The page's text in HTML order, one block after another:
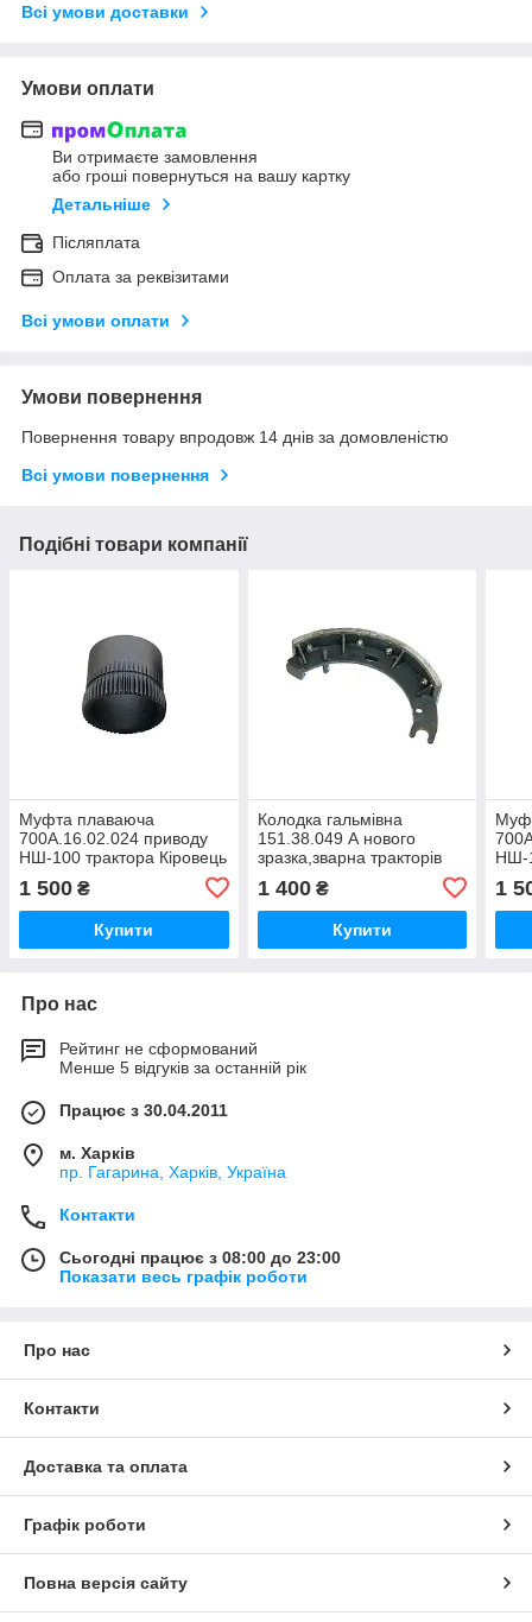
Всі умови доставки
Умови оплати
Ви отримаєте замовлення
або гроші повернуться на вашу картку
Детальніше
Післяплата
Оплата за реквізитами
Всі умови оплати
Умови повернення
Повернення товару впродовж 14 днів за домовленістю
Всі умови повернення
Подібні товари компанії
Муфта плаваюча
700А.16.02.024 приводу
НШ-100 трактора Кіровець
нового зразка редуктора
РПН
1 500 ₴
Купити
Колодка гальмівна
151.38.049 А нового
зразка,зварна тракторів
Т-17221,Т-17021,Т-156,Т
157
1 400₴
Купити
НШ-
РПН
1
Про нас
Рейтинг не сформований
Менше 5 відгуків за останній рік
Працює з 30.04.2011
м. Харків
пр. Гагарина, Харків, Україна
Контакти
Сьогодні працює з 08:00 до 23:00
Показати весь графік роботи
Про нас
Контакти
Доставка та оплата
Графік роботи
Повна версія сайту